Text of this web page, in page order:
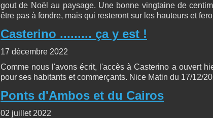
gout de Noël au paysage. Une bonne vingtaine de
être pas à fondre, mais qui resteront sur les hauteurs et
Casterino ......... ça y est !
17 décembre 2022
Comme nous l'avons écrit, l'accès à Casterino a ouvert
pour ses habitants et commerçants. Nice Matin du 17/12/
Ponts d'Ambos et du Cairos
02 juillet 2022